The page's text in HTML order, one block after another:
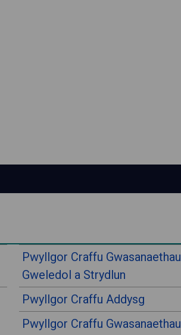
Pwyllgor Craffu Gwasanaethau
Gweledol a Strydlun
Pwyllgor Craffu Addysg
Pwyllgor Craffu Gwasanaethau